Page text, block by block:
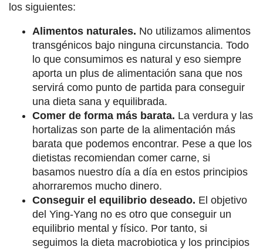
los siguientes:
Alimentos naturales. No utilizamos alimentos
transgénicos bajo ninguna circunstancia. Todo
lo que consumimos es natural y eso siempre
aporta un plus de alimentación sana que nos
servirá como punto de partida para conseguir
una dieta sana y equilibrada.
Comer de forma más barata. La verdura y las
hortalizas son parte de la alimentación más
barata que podemos encontrar. Pese a que los
dietistas recomiendan comer carne, si
basamos nuestro día a día en estos principios
ahorraremos mucho dinero.
Conseguir el equilibrio deseado. El objetivo
del Ying-Yang no es otro que conseguir un
equilibrio mental y físico. Por tanto, si
seguimos la dieta macrobiotica y los principios